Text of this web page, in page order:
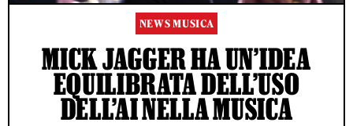
NEWS MUSICA
MICK JAGGER HA UN’IDEA
EQUILIBRATA DELL’USO
DELL’AI NELLA MUSICA